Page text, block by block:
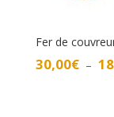
Fer de
30,00€ –